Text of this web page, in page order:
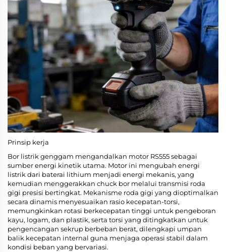
Prinsip kerja
Bor listrik genggam mengandalkan motor RS555 sebagai
sumber energi kinetik utama. Motor ini mengubah energi
listrik dari baterai lithium menjadi energi mekanis, yang
kemudian menggerakkan chuck bor melalui transmisi roda
gigi presisi bertingkat. Mekanisme roda gigi yang dioptimalkan
secara dinamis menyesuaikan rasio kecepatan-torsi,
memungkinkan rotasi berkecepatan tinggi untuk pengeboran
kayu, logam, dan plastik, serta torsi yang ditingkatkan untuk
pengencangan sekrup berbeban berat, dilengkapi umpan
balik kecepatan internal guna menjaga operasi stabil dalam
kondisi beban yang bervariasi.